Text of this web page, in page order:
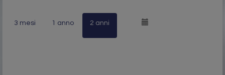
3 mesi 1 anno 2 anni